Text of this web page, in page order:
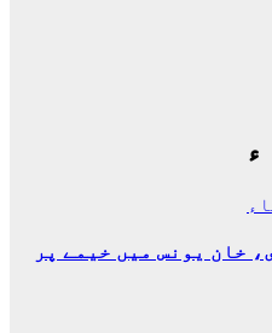
خان یونس میں خیمے پر